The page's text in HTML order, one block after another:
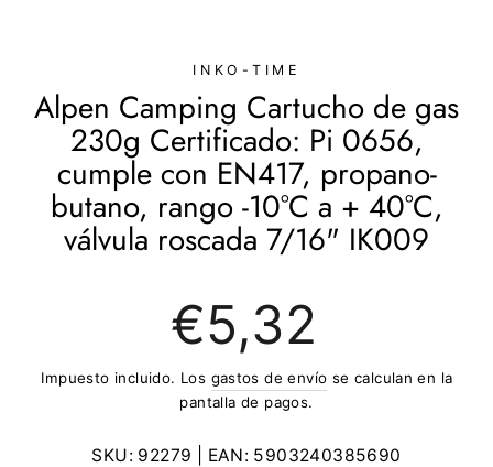
INKO-TIME
Alpen Camping Cartucho de gas
230g Certificado: Pi 0656,
cumple con EN417, propano-
butano, rango -10°C a + 40°C,
válvula roscada 7/16" IK009
regular
€5,32
Impuesto incluido. Los gastos de envío se calculan en la
pantalla de pagos.
SKU: 92279 | EAN: 5903240385690